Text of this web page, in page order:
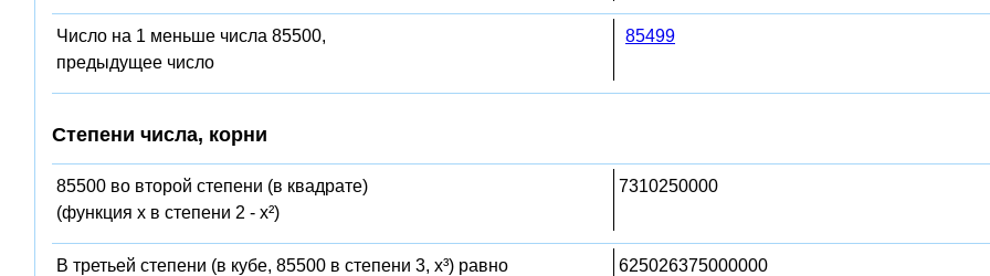
Число на 1 меньше числа 85500,
предыдущее число
85499
Степени числа, корни
85500 во второй степени (в квадрате)
(функция x в степени 2 - x²)
7310250000
В третьей степени (в кубе, 85500 в степени 3, x³) равно 625026375000000